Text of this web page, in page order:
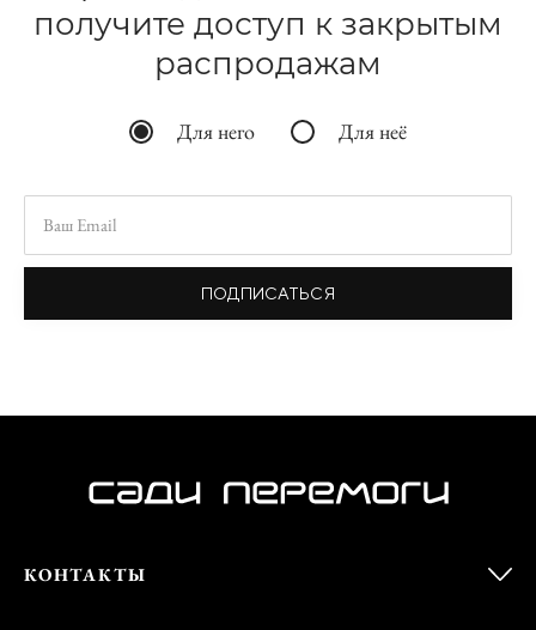
получите доступ к закрытым
распродажам
Для него Для неё
ПОДПИСАТЬСЯ
КОНТАКТЫ